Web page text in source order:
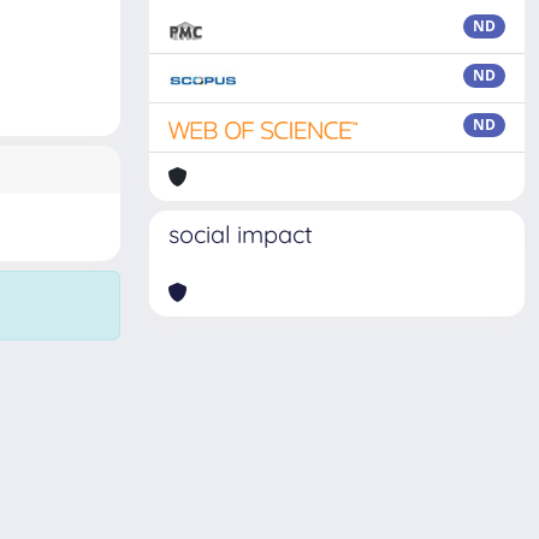
ND
ND
ND
social impact